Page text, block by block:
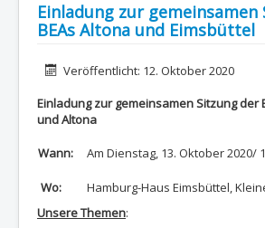
Einladung zur gemeinsamen
BEAs Altona und Eimsbüttel
DetailsVeröffentlicht: 12. Oktober 2020
Einladung zur gemeinsamen Sitzung der
und Altona
Wann: Am Dienstag, 13. Oktober 2020/
Wo:
Hamburg-Haus Eimsbüttel,
Unsere Themen: